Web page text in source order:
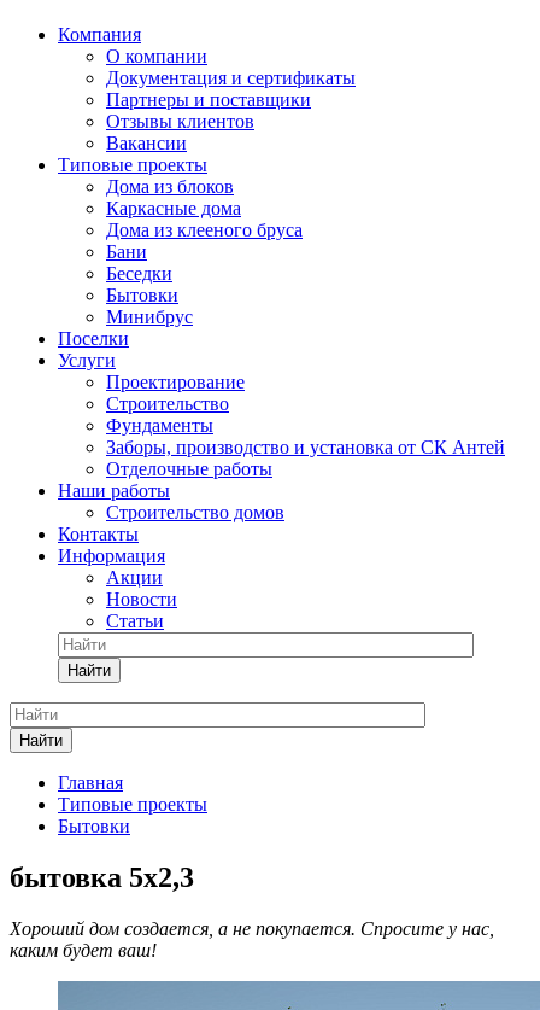
Компания
О компании
Документация и сертификаты
Партнеры и поставщики
Отзывы клиентов
Вакансии
Типовые проекты
Дома из блоков
Каркасные дома
Дома из клееного бруса
Бани
Беседки
Бытовки
Минибрус
Поселки
Услуги
Проектирование
Строительство
Фундаменты
Заборы, производство и установка от СК Антей
Отделочные работы
Наши работы
Строительство домов
Контакты
Информация
Акции
Новости
Статьи
Найти
Найти
Главная
Типовые проекты
Бытовки
бытовка 5х2,3
Хороший дом создается, а не покупается. Спросите у нас,
каким будет ваш!